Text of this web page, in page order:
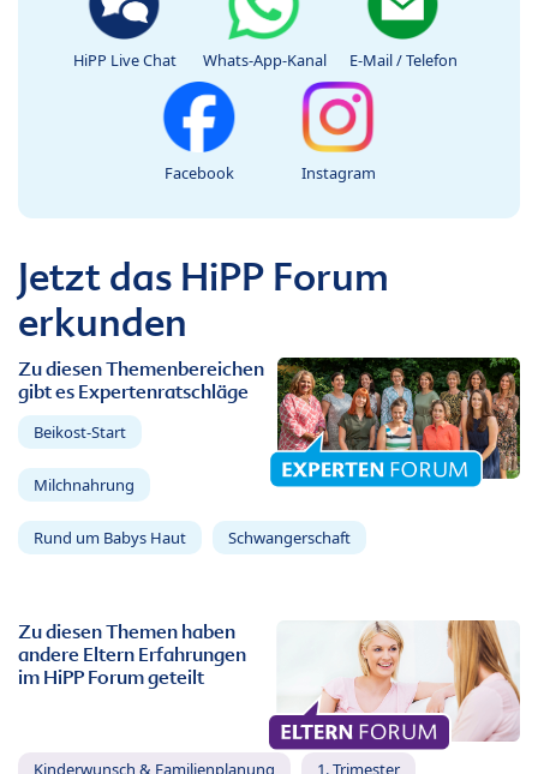
HiPP Live Chat Whats-App-Kanal E-Mail / Telefon
Facebook Instagram
Jetzt das HiPP Forum
erkunden
Zu diesen Themenbereichen
gibt es Expertenratschläge
Beikost-Start
Milchnahrung
Rund um Babys Haut Schwangerschaft
Zu diesen Themen haben
andere Eltern Erfahrungen
im HiPP Forum geteilt
Kinderwunsch & Familienplanung 1. Trimester